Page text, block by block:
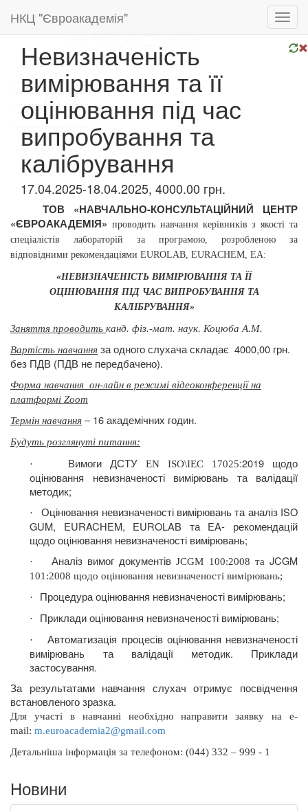
НКЦ "Євроакадемія"
Невизначеність
вимірювання та її
оцінювання під час
випробування та
калібрування
17.04.2025-18.04.2025, 4000.00 грн.
ТОВ «НАВЧАЛЬНО-КОНСУЛЬТАЦІЙНИЙ ЦЕНТР
«ЄВРОАКАДЕМІЯ» проводить навчання керівників з якості та
спеціалістів лабораторій за програмою, розробленою за
відповідними рекомендаціями EUROLAB, EURАCHEM, ЕА:
«НЕВИЗНАЧЕНІСТЬ ВИМІРЮВАННЯ ТА ЇЇ
ОЦІНЮВАННЯ ПІД ЧАС ВИПРОБУВАННЯ ТА
КАЛІБРУВАННЯ»
Заняття проводить канд. фіз.-мат. наук. Коцюба А.М.
Вартість навчання за одного слухача складає 4000,00 грн.
без ПДВ (ПДВ не передбачено).
Форма навчання он-лайн в режимі відеоконференції на
платформі Zoom
Термін навчання – 16 академічних годин.
Будуть розглянуті питання:
·
Вимоги ДСТУ EN ISO\IEC 17025:2019 щодо
оцінювання невизначеності вимірювань та валідації
методик;
·
Оцінювання невизначеності вимірювань та аналіз ISO
GUM, EURACHEM, EUROLAB та EA- рекомендацій
щодо оцінювання невизначеності вимірювань;
· Аналіз вимог документівJCGM 100:2008 таJCGM
101:2008 щодо оцінювання невизначеності вимірювань;
·
Процедура оцінювання невизначеності вимірювань;
· Приклади оцінювання невизначеності вимірювань;
·
Автоматизація процесів оцінювання невизначеності
вимірювань та валідації методик. Приклади
застосування.
За результатами навчання слухач отримує посвідчення
встановленого зразка.
Для участі в навчанні необхідно направити заявку на e-
mail: m.euroacademia2@gmail.com
Детальніша інформація за телефоном: (044) 332 – 999 - 1
Новини